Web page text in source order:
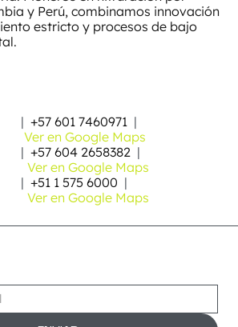
y Perú, combinamos innovación
estricto y procesos de bajo
| +57 601 7460971 |
Ver en Google Maps
| +57 604 2658382 |
Ver en Google Maps
| +51 1 575 6000 |
Ver en Google Maps